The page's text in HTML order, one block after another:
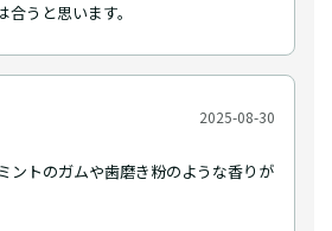
うと思います。
2025-08-30
ントのガムや歯磨き粉のような香りが